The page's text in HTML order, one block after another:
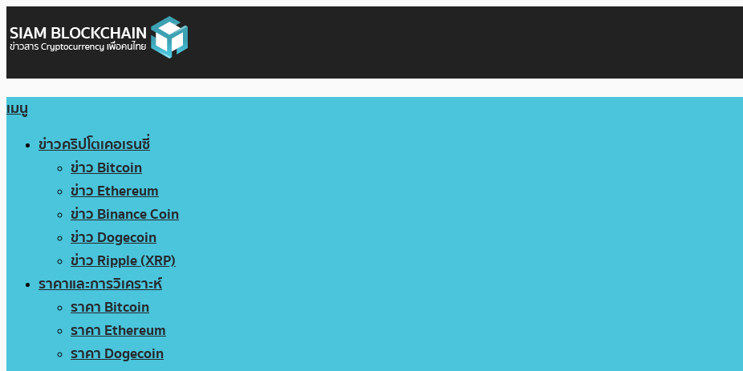
เมนู
ข่าวคริปโตเคอเรนซี่
ข่าว Bitcoin
ข่าว Ethereum
ข่าว Binance Coin
ข่าว Dogecoin
ข่าว Ripple (XRP)
ราคาและการวิเคราะห์
ราคา Bitcoin
ราคา Ethereum
ราคา Dogecoin